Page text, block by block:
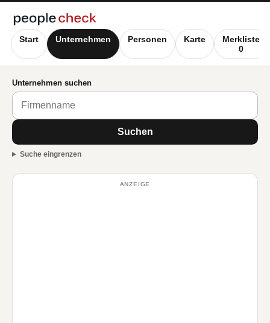
Start Unternehmen Personen Karte
Merkliste
0
Unternehmen suchen
Suchen
Suche eingrenzen
ANZEIGE